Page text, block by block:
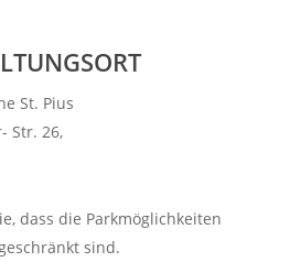
St. Pius
Str. 26,
dass die Parkmöglichkeiten
sind.